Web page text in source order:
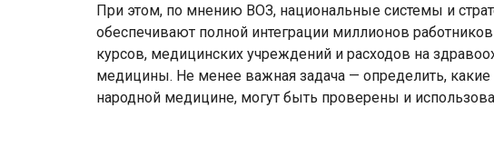
При этом, по мнению ВОЗ, национальные системы и
обеспечивают полной интеграции миллионов
курсов, медицинских учреждений и расходов на
медицины. Не менее важная задача — определить,
народной медицине, могут быть проверены и